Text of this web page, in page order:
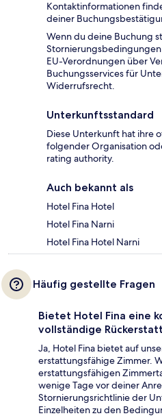
Kontaktinformationen
deiner
Wenn du deine Buchung
EU-Verordnungen über
Buchungsservices für
Widerrufsrecht.
Unterkunftsstandard
Diese Unterkunft hat ihre
folgender Organisation
rating authority.
Auch bekannt als
Hotel Fina Hotel
Hotel Fina Narni
Hotel Fina Hotel Narni
Häufig gestellte Fragen
Bietet Hotel Fina eine
vollständige
Ja, Hotel Fina bietet auf
erstattungsfähige Zimmer.
erstattungsfähigen
wenige Tage vor deiner
Stornierungsrichtlinie der
Einzelheiten zu den